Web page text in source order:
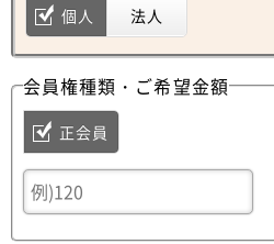
個人 法人
会員権種類・ご希望金額
正会員